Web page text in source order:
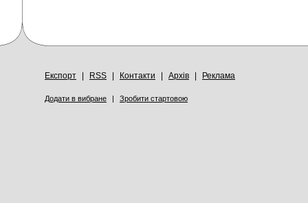
Експорт RSS Контакти Архів Реклама
Додати в вибране | Зробити стартовою